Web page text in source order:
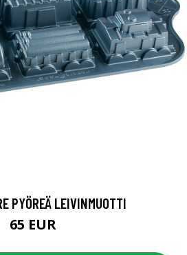
PYÖREÄ LEIVINMUOTTI
65 EUR